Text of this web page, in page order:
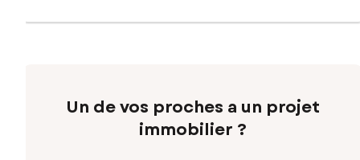
Un de vos proches a un projet
immobilier ?